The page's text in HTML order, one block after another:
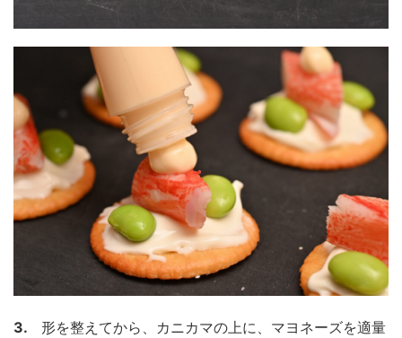
3. 形を整えてから、カニカマの上に、マヨネーズを適量